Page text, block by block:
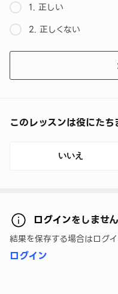
1. 正しい
2. 正しくない
このレッスンは役にたち
いいえ
ログインをしませ
結果を保存する場合はログ
ログイン